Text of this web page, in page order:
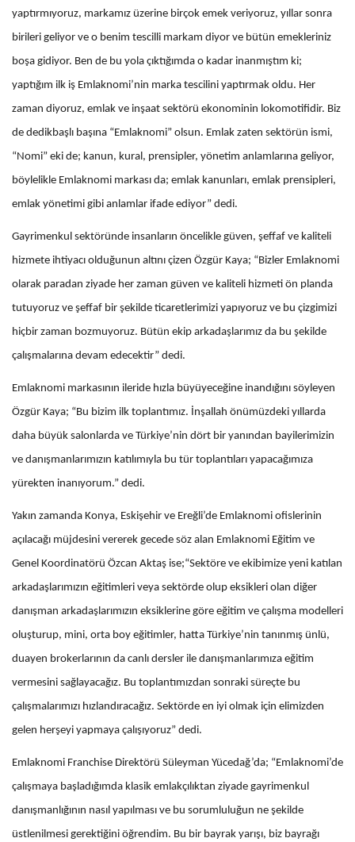
yaptırmıyoruz, markamız üzerine birçok emek veriyoruz, yıllar sonra
birileri geliyor ve o benim tescilli markam diyor ve bütün emekleriniz
boşa gidiyor. Ben de bu yola çıktığımda o kadar inanmıştım ki;
yaptığım ilk iş Emlaknomi’nin marka tescilini yaptırmak oldu. Her
zaman diyoruz, emlak ve inşaat sektörü ekonominin lokomotifidir. Biz
de dedikbaşlı başına “Emlaknomi” olsun. Emlak zaten sektörün ismi,
“Nomi” eki de; kanun, kural, prensipler, yönetim anlamlarına geliyor,
böylelikle Emlaknomi markası da; emlak kanunları, emlak prensipleri,
emlak yönetimi gibi anlamlar ifade ediyor” dedi.
Gayrimenkul sektöründe insanların öncelikle güven, şeffaf ve kaliteli
hizmete ihtiyacı olduğunun altını çizen Özgür Kaya; “Bizler Emlaknomi
olarak paradan ziyade her zaman güven ve kaliteli hizmeti ön planda
tutuyoruz ve şeffaf bir şekilde ticaretlerimizi yapıyoruz ve bu çizgimizi
hiçbir zaman bozmuyoruz. Bütün ekip arkadaşlarımız da bu şekilde
çalışmalarına devam edecektir” dedi.
Emlaknomi markasının ileride hızla büyüyeceğine inandığını söyleyen
Özgür Kaya; “Bu bizim ilk toplantımız. İnşallah önümüzdeki yıllarda
daha büyük salonlarda ve Türkiye’nin dört bir yanından bayilerimizin
ve danışmanlarımızın katılımıyla bu tür toplantıları yapacağımıza
yürekten inanıyorum.” dedi.
Yakın zamanda Konya, Eskişehir ve Ereğli’de Emlaknomi ofislerinin
açılacağı müjdesini vererek gecede söz alan Emlaknomi Eğitim ve
Genel Koordinatörü Özcan Aktaş ise;“Sektöre ve ekibimize yeni katılan
arkadaşlarımızın eğitimleri veya sektörde olup eksikleri olan diğer
danışman arkadaşlarımızın eksiklerine göre eğitim ve çalışma modelleri
oluşturup, mini, orta boy eğitimler, hatta Türkiye’nin tanınmış ünlü,
duayen brokerlarının da canlı dersler ile danışmanlarımıza eğitim
vermesini sağlayacağız. Bu toplantımızdan sonraki süreçte bu
çalışmalarımızı hızlandıracağız. Sektörde en iyi olmak için elimizden
gelen herşeyi yapmaya çalışıyoruz” dedi.
Emlaknomi Franchise Direktörü Süleyman Yücedağ’da; “Emlaknomi’de
çalışmaya başladığımda klasik emlakçılıktan ziyade gayrimenkul
danışmanlığının nasıl yapılması ve bu sorumluluğun ne şekilde
üstlenilmesi gerektiğini öğrendim. Bu bir bayrak yarışı, biz bayrağı